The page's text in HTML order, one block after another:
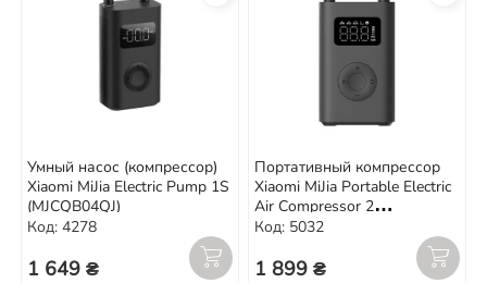
Умный насос (компрессор)
Xiaomi MiJia Electric Pump 1S
(MJCQB04QJ)
Код: 4278
1 649 ₴
Портативный компрессор
Xiaomi MiJia Portable Electric
Air Compressor 2
(MJCQB06QW)
Код: 5032
1 899 ₴